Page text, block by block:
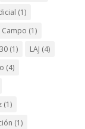
(1)
Campo (1)
(1) LAJ (4)
(4)
(1)
(1)